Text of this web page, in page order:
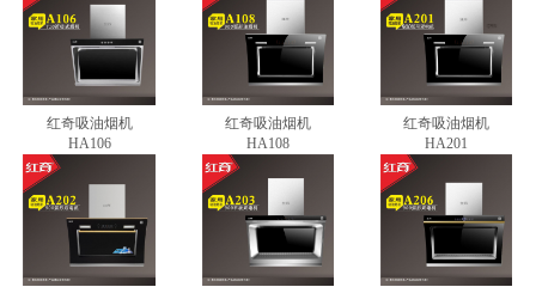
红奇吸油烟机
HA106
红奇吸油烟机
HA108
红奇吸油烟机
HA201